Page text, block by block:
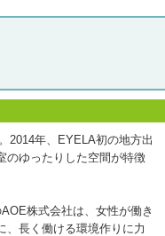
2014年、EYELA初の地方出
のゆったりした空間が特徴
株式会社は、女性が働き
、長く働ける環境作りに力